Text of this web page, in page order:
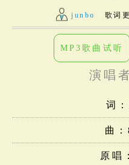
junbo 歌词
MP3歌曲试听
演唱
词
曲
原唱